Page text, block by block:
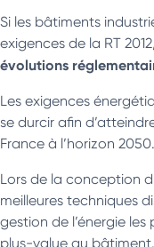
Si les bâtiments
exigences de la RT
évolutions
Les exigences
se durcir afin
France à l’horizon 2050.
Lors de la conception
meilleures techniques
gestion de l’énergie
plus-value au bâtiment.